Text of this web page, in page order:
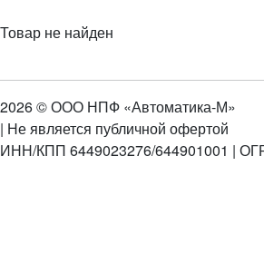
Товар не найден
2026 © ООО НПФ «Автоматика-М»
| Не является публичной офертой
ИНН/КПП 6449023276/644901001 |